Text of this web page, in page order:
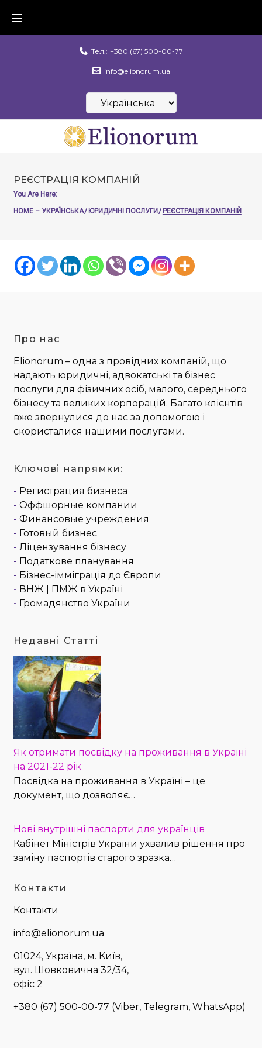
content
Тел.: +380 (67) 500-00-77
info@elionorum.ua
Вибрати
мову
РЕЄСТРАЦІЯ КОМПАНІЙ
You Are Here:
HOME – УКРАЇНСЬКА/ ЮРИДИЧНІ ПОСЛУГИ / РЕЄСТРАЦІЯ КОМПАНІЙ
Про нас
Elionorum – одна з провідних компаній, що
надають юридичні, адвокатські та бізнес
послуги для фізичних осіб, малого, середнього
бізнесу та великих корпорацій. Багато клієнтів
вже звернулися до нас за допомогою і
скористалися нашими послугами.
Ключові напрямки:
- Регистрация бизнеса
- Оффшорные компании
- Финансовые учреждения
- Готовый бизнес
- Ліцензування бізнесу
- Податкове планування
- Бізнес-імміграція до Європи
- ВНЖ | ПМЖ в Україні
- Громадянство України
Недавні Статті
Як отримати посвідку на проживання в Україні
на 2021-22 рік
Посвідка на проживання в Україні – це
документ, що дозволяє…
Нові внутрішні паспорти для українців
Кабінет Міністрів України ухвалив рішення про
заміну паспортів старого зразка…
Контакти
Контакти
info@elionorum.ua
01024, Україна, м. Київ,
вул. Шовковична 32/34,
офіс 2
+380 (67) 500-00-77 (Viber, Telegram, WhatsApp)